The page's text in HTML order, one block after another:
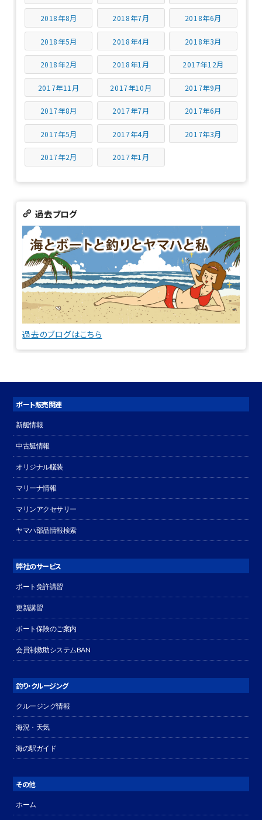
2018年8月 2018年7月 2018年6月
2018年5月 2018年4月 2018年3月
2018年2月 2018年1月 2017年12月
2017年11月 2017年10月 2017年9月
2017年8月 2017年7月 2017年6月
2017年5月 2017年4月 2017年3月
2017年2月 2017年1月
過去ブログ
過去のブログはこちら
ボート販売関連
新艇情報
中古艇情報
オリジナル艤装
マリーナ情報
マリンアクセサリー
ヤマハ部品情報検索
弊社のサービス
ボート免許講習
更新講習
ボート保険のご案内
会員制救助システムBAN
釣り・クルージング
クルージング情報
海況・天気
海の駅ガイド
その他
ホーム